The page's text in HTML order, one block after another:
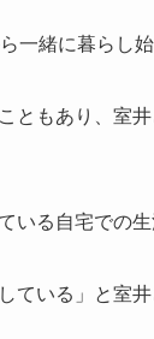
一緒に暮らし
ともあり、室
いる自宅での生
ている」と室